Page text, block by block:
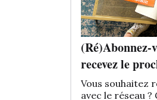
(Ré)Abonnez-
recevez le
Vous souhaitez
avec le réseau